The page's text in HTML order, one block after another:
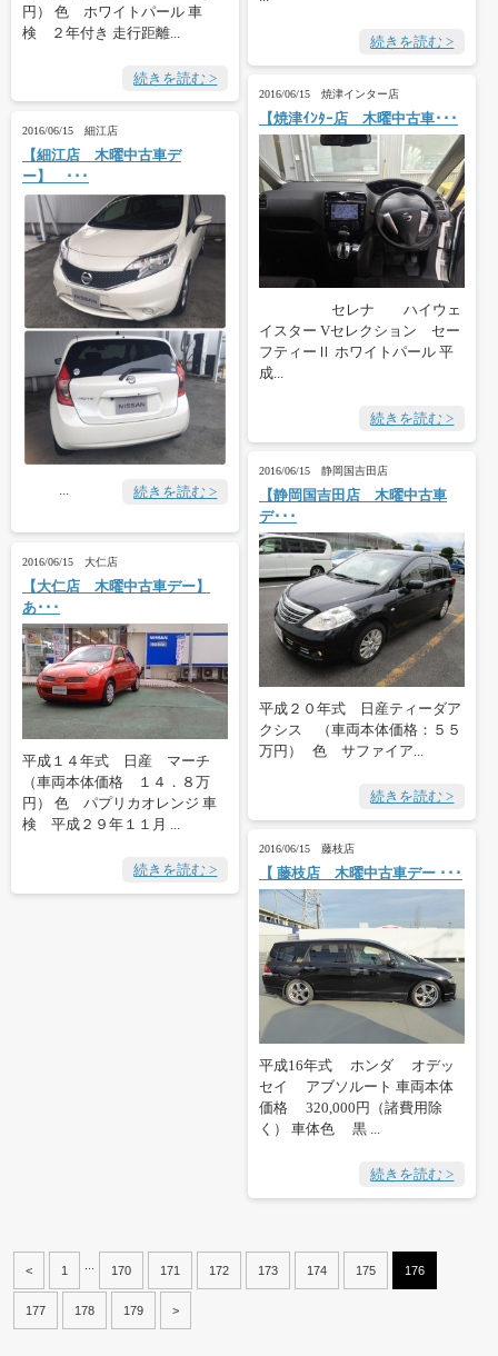
続きを読む >
円） 色 ホワイトパール 車
検 ２年付き 走行距離...
続きを読む >
2016/06/15 焼津インター店
【焼津ｲﾝﾀｰ店 木曜中古車･･･
セレナ ハイウェ
イスター Vセレクション セー
フティーⅡ ホワイトパール 平
成...
続きを読む >
2016/06/15 細江店
【細江店 木曜中古車デ
ー】 ･･･
続きを読む >
2016/06/15 静岡国吉田店
【静岡国吉田店 木曜中古車
デ･･･
平成２０年式 日産ティーダア
クシス （車両本体価格：５５
万円） 色 サファイア...
続きを読む >
2016/06/15 大仁店
【大仁店 木曜中古車デー】
あ･･･
平成１４年式 日産 マーチ
（車両本体価格 １４．８万
円） 色 パプリカオレンジ 車
検 平成２９年１１月 ...
続きを読む >
2016/06/15 藤枝店
【 藤枝店 木曜中古車デー ･･･
平成16年式 ホンダ オデッ
セイ アブソルート 車両本体
価格 320,000円（諸費用除
く） 車体色 黒 ...
続きを読む >
< 1 170 171 172 173 174 175 176
177 178 179 >